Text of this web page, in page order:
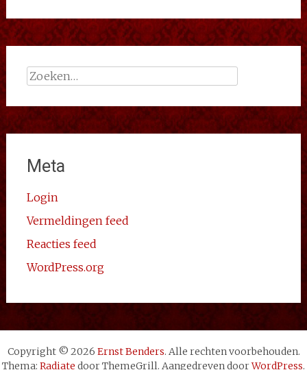
Zoeken
Meta
Login
Vermeldingen feed
Reacties feed
WordPress.org
Copyright © 2026 Ernst Benders. Alle rechten voorbehouden.
Thema: Radiate door ThemeGrill. Aangedreven doorWordPress.